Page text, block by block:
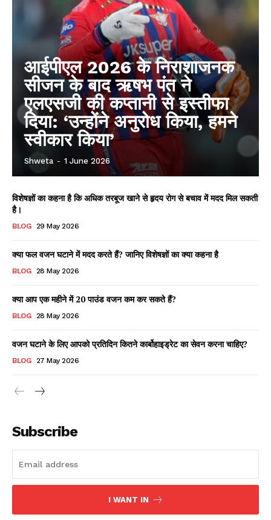
आईपीएल 2026 के निराशाजनक
सीजन के बाद ऋषभ पंत ने
एलएसजी की कप्तानी से इस्तीफा
दिया: ‘उन्होंने अनुरोध किया, हमने
स्वीकार किया’
Shweta - 1 June 2026
विशेषज्ञों का कहना है कि अधिक तरबूज खाने से हृदय रोग से बचाव में मदद मिल सकती
है।
BLOG 29 May 2026
क्या फल वजन घटाने में मदद करते हैं? जानिए विशेषज्ञों का क्या कहना है
BLOG 28 May 2026
क्या आप एक महीने में 20 पाउंड वजन कम कर सकते हैं?
BLOG 28 May 2026
वजन घटाने के लिए आपको प्रतिदिन कितने कार्बोहाइड्रेट का सेवन करना चाहिए?
BLOG 27 May 2026
Subscribe
I WANT IN